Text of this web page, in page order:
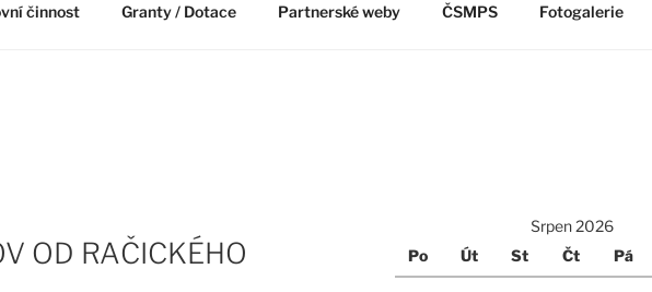
činnost Granty / Dotace Partnerské weby ČSMPS Fotogalerie
OD RAČICKÉHO
Srpen 2026
Po
Út St Čt Pá